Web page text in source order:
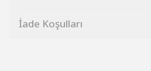
İade Koşulları